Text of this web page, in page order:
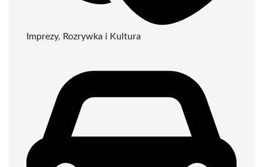
Imprezy, Rozrywka i Kultura